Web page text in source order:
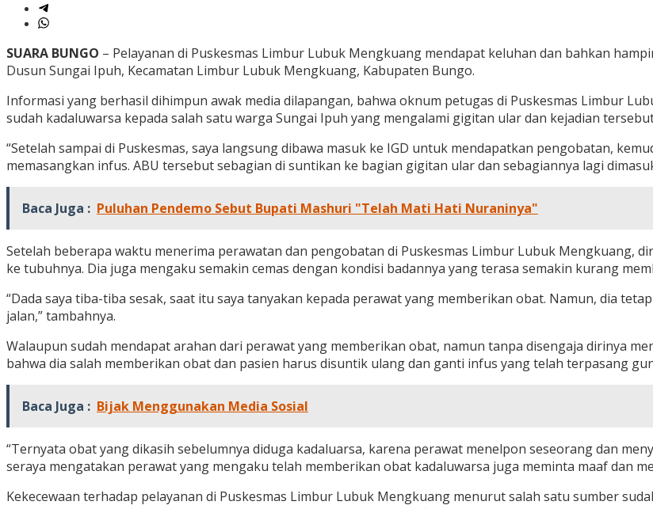
SUARA BUNGO – Pelayanan di Puskesmas Limbur Lubuk Mengkuang mendapat keluhan dan bahkan
Dusun Sungai Ipuh, Kecamatan Limbur Lubuk Mengkuang, Kabupaten Bungo.
Informasi yang berhasil dihimpun awak media dilapangan, bahwa oknum petugas di Puskesmas Limbur
sudah kadaluwarsa kepada salah satu warga Sungai Ipuh yang mengalami gigitan ular dan kejadian
“Setelah sampai di Puskesmas, saya langsung dibawa masuk ke IGD untuk mendapatkan pengobatan,
memasangkan infus. ABU tersebut sebagian di suntikan ke bagian gigitan ular dan sebagiannya lagi
Baca Juga : Puluhan Pendemo Sebut Bupati Mashuri "Telah Mati Hati Nuraninya"
Setelah beberapa waktu menerima perawatan dan pengobatan di Puskesmas Limbur Lubuk Mengkuang,
ke tubuhnya. Dia juga mengaku semakin cemas dengan kondisi badannya yang terasa semakin kurang
“Dada saya tiba-tiba sesak, saat itu saya tanyakan kepada perawat yang memberikan obat. Namun, dia
jalan,” tambahnya.
Walaupun sudah mendapat arahan dari perawat yang memberikan obat, namun tanpa disengaja dirinya
bahwa dia salah memberikan obat dan pasien harus disuntik ulang dan ganti infus yang telah terpasang
Baca Juga : Bijak Menggunakan Media Sosial
“Ternyata obat yang dikasih sebelumnya diduga kadaluarsa, karena perawat menelpon seseorang dan
seraya mengatakan perawat yang mengaku telah memberikan obat kadaluwarsa juga meminta maaf dan
Kekecewaan terhadap pelayanan di Puskesmas Limbur Lubuk Mengkuang menurut salah satu sumber